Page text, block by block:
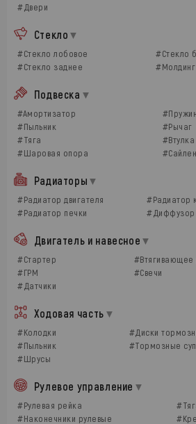
#Двери
Стекло
#Стекло лобовое
#Стекло
#Стекло заднее
#Молдинг
Подвеска
#Амортизатор
#Пыльник
#Рычаг
#Тяга
#Втулка
#Шаровая опора
Радиаторы
#Радиатор двигателя
#Радиатор
#Радиатор печки
#Диффузор
Двигатель и навесное
#Стартер
#Втягивающее
#ГРМ
#Свечи
#Датчики
Ходовая часть
#Колодки
#Диски
#Пыльник
#Тормозные
#Шрусы
Рулевое управление
#Рулевая рейка
#Наконечники рулевые